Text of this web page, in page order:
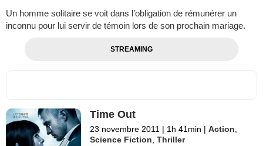
Un homme solitaire se voit dans l’obligation de rémunérer un
inconnu pour lui servir de témoin lors de son prochain mariage.
STREAMING
Time Out
23 novembre 2011 | 1h 41min | Action
Science Fiction ,Thriller